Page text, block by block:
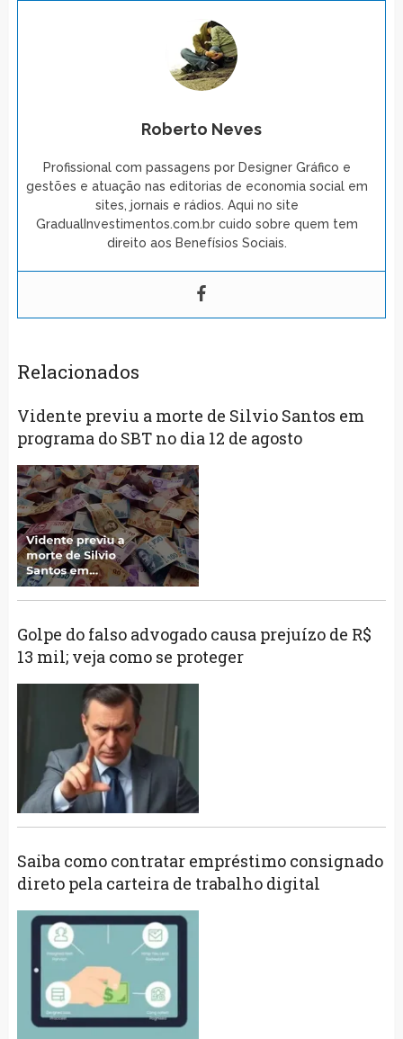
Roberto Neves
Profissional com passagens por Designer Gráfico e
gestões e atuação nas editorias de economia social em
sites, jornais e rádios. Aqui no site
GradualInvestimentos.com.br cuido sobre quem tem
direito aos Benefísios Sociais.
Relacionados
Vidente previu a morte de Silvio Santos em
programa do SBT no dia 12 de agosto
Golpe do falso advogado causa prejuízo de R$
13 mil; veja como se proteger
Saiba como contratar empréstimo consignado
direto pela carteira de trabalho digital